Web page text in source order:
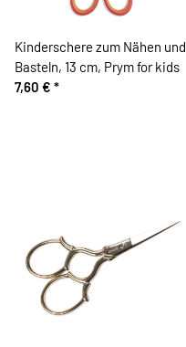
Kinderschere zum Nähen und
Basteln, 13 cm, Prym for kids
7,60 € *